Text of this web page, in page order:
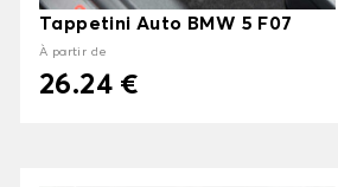
Tappetini Auto BMW 5 F07
À partir de
26.24 €